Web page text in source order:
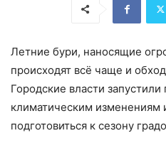
Летние бури, наносящие
происходят всё чаще и
Городские власти
климатическим изменениям
подготовиться к сезону